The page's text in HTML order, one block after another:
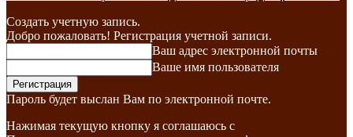
Создать учетную запись.
Добро пожаловать! Регистрация учетной записи.
Ваш адрес электронной почты
Ваше имя пользователя
Пароль будет выслан Вам по электронной почте.
Нажимая текущую кнопку я соглашаюсь с